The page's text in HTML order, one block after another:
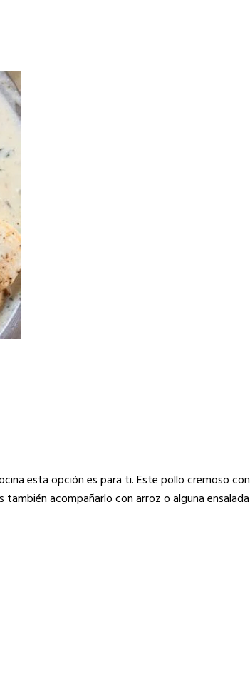
esta opción es para ti. Este pollo cremoso
acompañarlo con arroz o alguna